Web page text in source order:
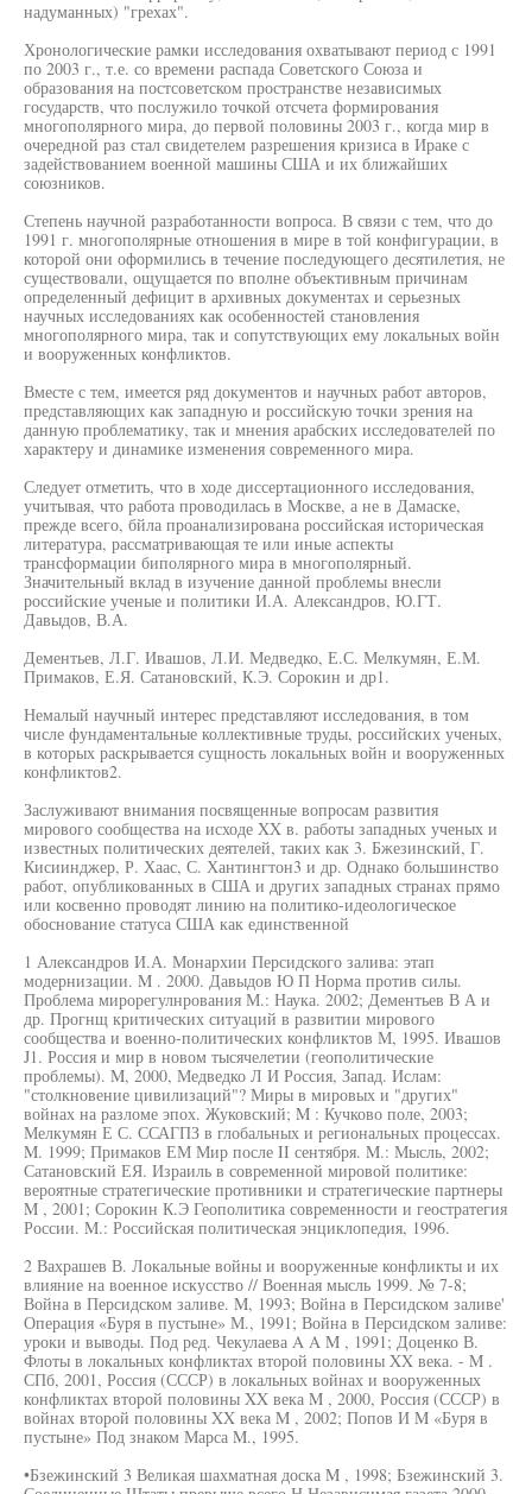
надуманных) "грехах".
Хронологические рамки исследования охватывают период с 1991
по 2003 г., т.е. со времени распада Советского Союза и
образования на постсоветском пространстве независимых
государств, что послужило точкой отсчета формирования
многополярного мира, до первой половины 2003 г., когда мир в
очередной раз стал свидетелем разрешения кризиса в Ираке с
задействованием военной машины США и их ближайших
союзников.
Степень научной разработанности вопроса. В связи с тем, что до
1991 г. многополярные отношения в мире в той конфигурации, в
которой они оформились в течение последующего десятилетия, не
существовали, ощущается по вполне объективным причинам
определенный дефицит в архивных документах и серьезных
научных исследованиях как особенностей становления
многополярного мира, так и сопутствующих ему локальных войн
и вооруженных конфликтов.
Вместе с тем, имеется ряд документов и научных работ авторов,
представляющих как западную и российскую точки зрения на
данную проблематику, так и мнения арабских исследователей по
характеру и динамике изменения современного мира.
Следует отметить, что в ходе диссертационного исследования,
учитывая, что работа проводилась в Москве, а не в Дамаске,
прежде всего, бйла проанализирована российская историческая
литература, рассматривающая те или иные аспекты
трансформации биполярного мира в многополярный.
Значительный вклад в изучение данной проблемы внесли
российские ученые и политики И.А. Александров, Ю.ГТ.
Давыдов, В.А.
Дементьев, Л.Г. Ивашов, Л.И. Медведко, Е.С. Мелкумян, Е.М.
Примаков, Е.Я. Сатановский, К.Э. Сорокин и др1.
Немалый научный интерес представляют исследования, в том
числе фундаментальные коллективные труды, российских ученых,
в которых раскрывается сущность локальных войн и вооруженных
конфликтов2.
Заслуживают внимания посвященные вопросам развития
мирового сообщества на исходе XX в. работы западных ученых и
известных политических деятелей, таких как 3. Бжезинский, Г.
Кисиинджер, Р. Хаас, С. Хантингтон3 и др. Однако большинство
работ, опубликованных в США и других западных странах прямо
или косвенно проводят линию на политико-идеологическое
обоснование статуса США как единственной
1 Александров И.А. Монархии Персидского залива: этап
модернизации. M . 2000. Давыдов Ю П Норма против силы.
Проблема мирорегулнрования М.: Наука. 2002; Дементьев В А и
др. Прогнщ критических ситуаций в развитии мирового
сообщества и военно-политических конфликтов М, 1995. Ивашов
J1. Россия и мир в новом тысячелетии (геополитические
проблемы). M, 2000, Медведко Л И Россия, Запад. Ислам:
"столкновение цивилизаций"? Миры в мировых и "других"
войнах на разломе эпох. Жуковский; M : Кучково поле, 2003;
Мелкумян Е С. ССАГПЗ в глобальных и региональных процессах.
M. 1999; Примаков ЕМ Мир после II сентября. M.: Мысль, 2002;
Сатановский ЕЯ. Израиль в современной мировой политике:
вероятные стратегические противники и стратегические партнеры
M , 2001; Сорокин К.Э Геополитика современности и геостратегия
России. M.: Российская политическая энциклопедия, 1996.
2 Вахрашев В. Локальные войны и вооруженные конфликты и их
влияние на военное искусство // Военная мысль 1999. № 7-8;
Война в Персидском заливе. M, 1993; Война в Персидском заливе'
Операция «Буря в пустыне» М., 1991; Война в Персидском заливе:
уроки и выводы. Под ред. Чекулаева A A M , 1991; Доценко В.
Флоты в локальных конфликтах второй половины XX века. - M .
СПб, 2001, Россия (СССР) в локальных войнах и вооруженных
конфликтах второй половины XX века M , 2000, Россия (СССР) в
войнах второй половины XX века M , 2002; Попов И M «Буря в
пустыне» Под знаком Марса M., 1995.
•Бзежинский 3 Великая шахматная доска M , 1998; Бзежинский 3.